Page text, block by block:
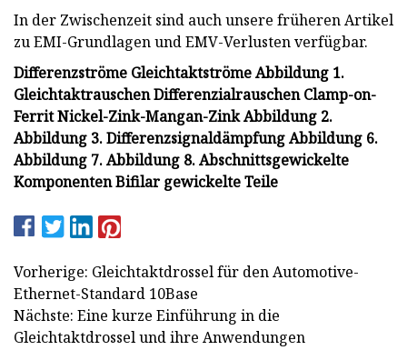
In der Zwischenzeit sind auch unsere früheren Artikel
zu EMI-Grundlagen und EMV-Verlusten verfügbar.
Differenzströme Gleichtaktströme Abbildung 1.
Gleichtaktrauschen Differenzialrauschen Clamp-on-
Ferrit Nickel-Zink-Mangan-Zink Abbildung 2.
Abbildung 3. Differenzsignaldämpfung Abbildung 6.
Abbildung 7. Abbildung 8. Abschnittsgewickelte
Komponenten Bifilar gewickelte Teile
Vorherige: Gleichtaktdrossel für den Automotive-
Ethernet-Standard 10Base
Nächste: Eine kurze Einführung in die
Gleichtaktdrossel und ihre Anwendungen